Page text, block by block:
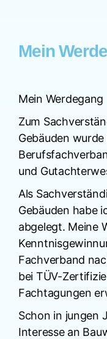
Mein
Mein Werdegang
Zum
Gebäuden
und
Als
Gebäuden habe
abgelegt. Meine
Fachverband
bei TÜV-
Fachtagungen
Schon in jungen
Interesse an